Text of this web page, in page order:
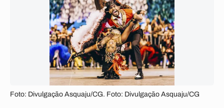
Foto: Divulgação Asquaju/CG. Foto: Divulgação Asquaju/CG